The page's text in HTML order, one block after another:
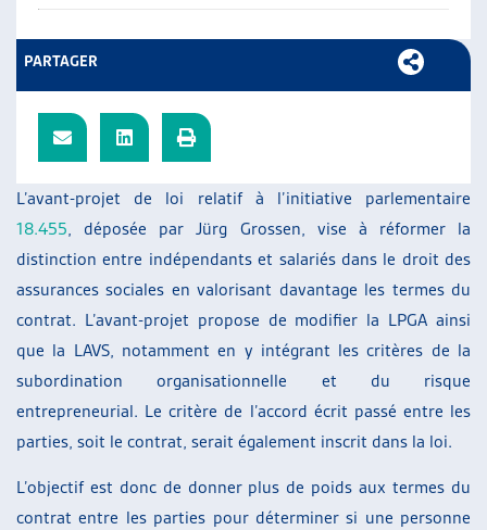
PROJETS ET ACTIVITÉS
JOURNÉES D’AUTOMNE
L’avant-projet de loi relatif à l’initiative parlementaire
18.455, déposée par Jürg Grossen, vise à réformer la
distinction entre indépendants et salariés dans le droit des
assurances sociales en valorisant davantage les termes du
contrat. L’avant-projet propose de modifier la LPGA ainsi
que la LAVS, notamment en y intégrant les critères de la
subordination organisationnelle et du risque
entrepreneurial. Le critère de l’accord écrit passé entre les
parties, soit le contrat, serait également inscrit dans la loi.
L’objectif est donc de donner plus de poids aux termes du
contrat entre les parties pour déterminer si une personne
PARTAGER